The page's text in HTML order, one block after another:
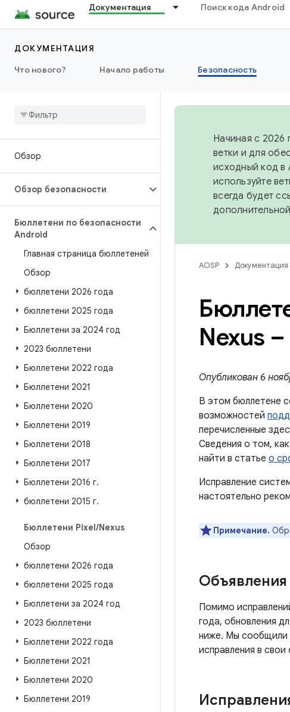
Документация Поиск кода Android
ДОКУМЕНТАЦИЯ
Что нового?
Начало работы Безопасность
Обзор
Обзор безопасности
Бюллетени по безопасности
Android
Главная страница бюллетеней
Обзор
бюллетени 2026 года
бюллетени 2025 года
Бюллетени за 2024 год
2023 бюллетени
Бюллетени 2022 года
Бюллетени 2021
Бюллетени 2020
Бюллетени 2019
Бюллетени 2018
Бюллетени 2017
Бюллетени 2016 г.
бюллетени 2015 г.
Бюллетени Pixel/Nexus
Обзор
бюллетени 2026 года
бюллетени 2025 года
Бюллетени за 2024 год
2023 бюллетени
Бюллетени 2022 года
Бюллетени 2021
Бюллетени 2020
Бюллетени 2019
Начиная с 2026
ветки и для
исходный код в
используйте
всегда будет
AOSP Документация
Nexus
Опубликован 6
В этом бюллетене
возможностей
перечисленные
Сведения о том,
найти в статье о
Исправление
настоятельно
Примечание.
Объявления
Помимо
года, обновления
ниже. Мы сообщили
исправления в